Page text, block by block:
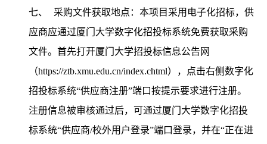
七、
采购文件获取地点：本项目采用电子化招标，供
应商应通过厦门大学数字化招投标系统免费获取采购
文件。首先打开厦门大学招投标信息公告网
（https://ztb.xmu.edu.cn/index.chtml），点击右侧数字化
招投标系统“供应商注册”端口按提示要求进行注册。
注册信息被审核通过后，可通过厦门大学数字化招投
标系统“供应商/校外用户登录”端口登录，并在“正在进